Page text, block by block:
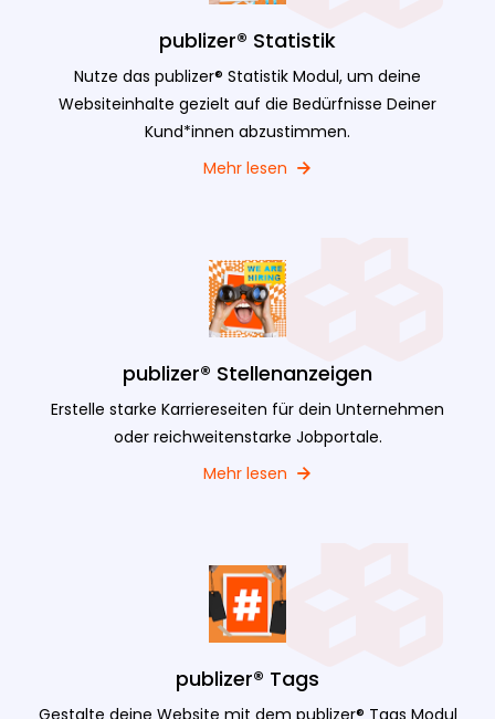
publizer® Statistik
Nutze das publizer® Statistik Modul, um deine
Websiteinhalte gezielt auf die Bedürfnisse Deiner
Kund*innen abzustimmen.
Mehr lesen
publizer® Stellenanzeigen
Erstelle starke Karriereseiten für dein Unternehmen
oder reichweitenstarke Jobportale.
Mehr lesen
publizer® Tags